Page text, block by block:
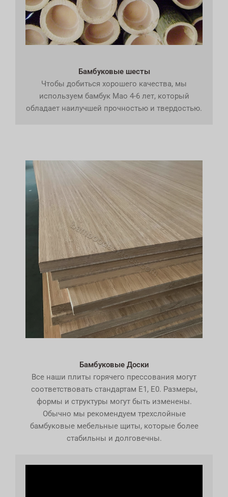
Бамбуковые шесты
Чтобы добиться хорошего качества, мы
используем бамбук Mao 4-6 лет, который
обладает наилучшей прочностью и твердостью.
Бамбуковые Доски
Все наши плиты горячего прессования могут
соответствовать стандартам E1, E0. Размеры,
формы и структуры могут быть изменены.
Обычно мы рекомендуем трехслойные
бамбуковые мебельные щиты, которые более
стабильны и долговечны.